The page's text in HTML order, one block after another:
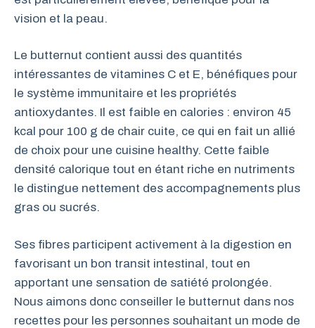
vision et la peau.
Le butternut contient aussi des quantités
intéressantes de vitamines C et E, bénéfiques pour
le système immunitaire et les propriétés
antioxydantes. Il est faible en calories : environ 45
kcal pour 100 g de chair cuite, ce qui en fait un allié
de choix pour une cuisine healthy. Cette faible
densité calorique tout en étant riche en nutriments
le distingue nettement des accompagnements plus
gras ou sucrés.
Ses fibres participent activement à la digestion en
favorisant un bon transit intestinal, tout en
apportant une sensation de satiété prolongée.
Nous aimons donc conseiller le butternut dans nos
recettes pour les personnes souhaitant un mode de